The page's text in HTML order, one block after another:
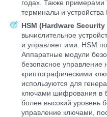
годах. Также примерами
терминалы и устройства
HSM (Hardware
вычислительное
и управляет ими. HSM
Аппаратные модули
безопасное
криптографическими
используются для
ключами шифрования в
более высокий уровень
управление ключами,